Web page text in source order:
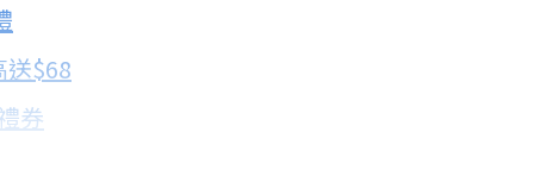
配合銀行/業者
18家銀行/業者
$68
券